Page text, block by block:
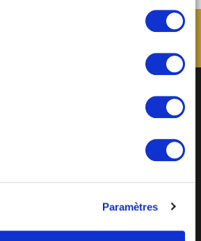
» ; vous refusez ce dépôt de
nécessaires) en cliquant sur « tout
en fonction de la finalité des
». Vous pouvez retirer votre
moment via notre outil de
l’onglet « mentions légales ».
Paramètres